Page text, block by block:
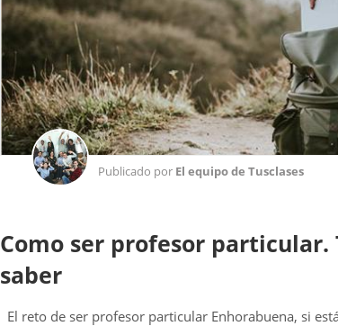
Publicado por El equipo de Tusclases
Como ser profesor particular.
saber
El reto de ser profesor particular Enhorabuena, si